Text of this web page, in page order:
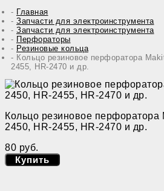
Главная
Запчасти для электроинструмента
Запчасти для электроинструмента
Перфораторы
Резиновые кольца
Кольцо резиновое перфоратора
2455, HR-2470 и др.
Кольцо резиновое перфоратора
2450, HR-2455, HR-2470 и др.
80 руб.
Купить